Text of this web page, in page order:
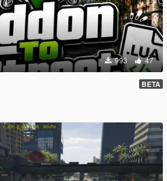
993 47
BETA